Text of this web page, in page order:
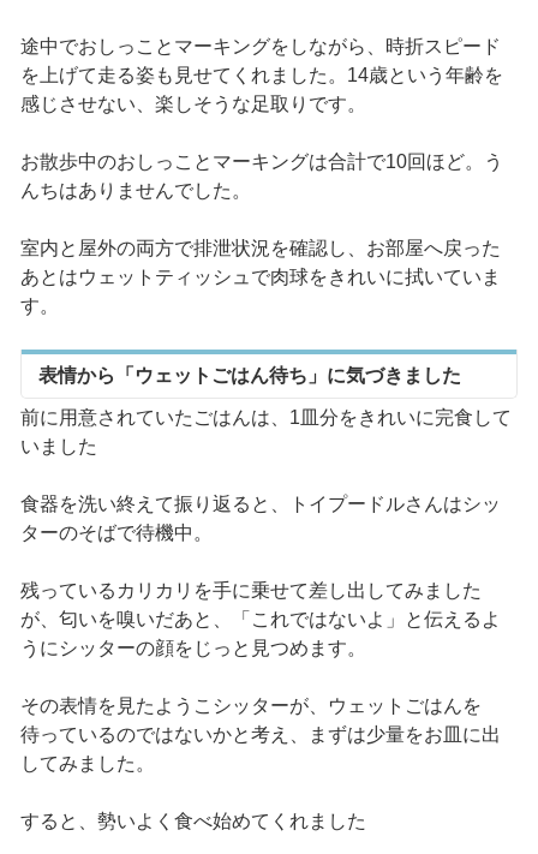
途中でおしっことマーキングをしながら、時折スピード
を上げて走る姿も見せてくれました。14歳という年齢を
感じさせない、楽しそうな足取りです。
お散歩中のおしっことマーキングは合計で10回ほど。う
んちはありませんでした。
室内と屋外の両方で排泄状況を確認し、お部屋へ戻った
あとはウェットティッシュで肉球をきれいに拭いていま
す。
表情から「ウェットごはん待ち」に気づきました
前に用意されていたごはんは、1皿分をきれいに完食して
いました
食器を洗い終えて振り返ると、トイプードルさんはシッ
ターのそばで待機中。
残っているカリカリを手に乗せて差し出してみました
が、匂いを嗅いだあと、「これではないよ」と伝えるよ
うにシッターの顔をじっと見つめます。
その表情を見たようこシッターが、ウェットごはんを
待っているのではないかと考え、まずは少量をお皿に出
してみました。
すると、勢いよく食べ始めてくれました